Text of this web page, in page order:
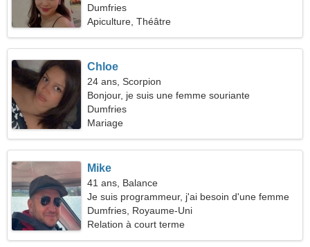
Dumfries
Apiculture, Théâtre
Chloe
24 ans, Scorpion
Bonjour, je suis une femme souriante
Dumfries
Mariage
Mike
41 ans, Balance
Je suis programmeur, j'ai besoin d'une femme
modeste
Dumfries, Royaume-Uni
Relation à court terme